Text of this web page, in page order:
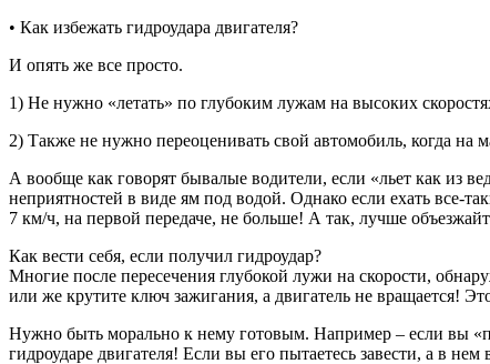
• Как избежать гидроудара двигателя?
И опять же все просто.
1) Не нужно «летать» по глубоким лужам на высоких
2) Также не нужно переоценивать свой автомобиль, когда на
А вообще как говорят бывалые водители, если «льет как из
неприятностей в виде ям под водой. Однако если ехать все-
7 км/ч, на первой передаче, не больше! А так, лучше
Как вести себя, если получил гидроудар?
Многие после пересечения глубокой лужи на скорости,
или же крутите ключ зажигания, а двигатель не вращается!
Нужно быть морально к нему готовым. Например – если вы
гидроударе двигателя! Если вы его пытаетесь завести, а в